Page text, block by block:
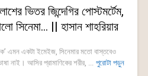
ভিতর জিন্দেগির পোস্টমর্টেম,
সিনেমা… || হাসান শাহরিয়ার
এমন একটা ইমেইজ, সিনেমার মতো বাস্তবেও
নাই। আসির প্রামাণিকের শরীর, ... পুরোটা পড়ুন